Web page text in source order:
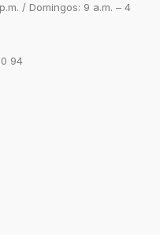
/ Domingos: 9 a.m. – 4
94